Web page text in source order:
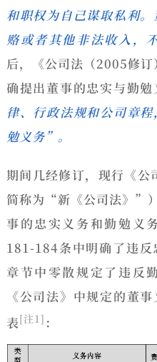
和职权为自己谋取私利
赂或者其他非法收入，
后，《公司法（2005修
确提出董事的忠实与勤勉
律、行政法规和公司章
勉义务”。
期间几经修订，现行《
简称为“新《公司法》”
事的忠实义务和勤勉义
181-184条中明确了违反
章节中零散规定了违反
《公司法》中规定的董
表[注1] ：